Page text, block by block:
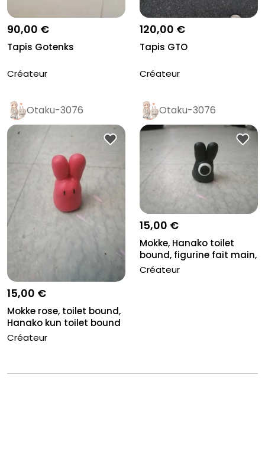
90,00 €
Tapis Gotenks
Créateur
120,00 €
Tapis GTO
Créateur
Otaku-3076
15,00 €
Mokke rose, toilet bound,
Hanako kun toilet bound
Créateur
Otaku-3076
15,00 €
Mokke, Hanako toilet
bound, figurine fait main,
ta...
Créateur